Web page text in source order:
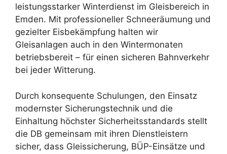
leistungsstarker Winterdienst im Gleisbereich in
Emden. Mit professioneller Schneeräumung und
gezielter Eisbekämpfung halten wir
Gleisanlagen auch in den Wintermonaten
betriebsbereit – für einen sicheren Bahnverkehr
bei jeder Witterung.
Durch konsequente Schulungen, den Einsatz
modernster Sicherungstechnik und die
Einhaltung höchster Sicherheitsstandards stellt
die DB gemeinsam mit ihren Dienstleistern
sicher, dass Gleissicherung, BÜP-Einsätze und